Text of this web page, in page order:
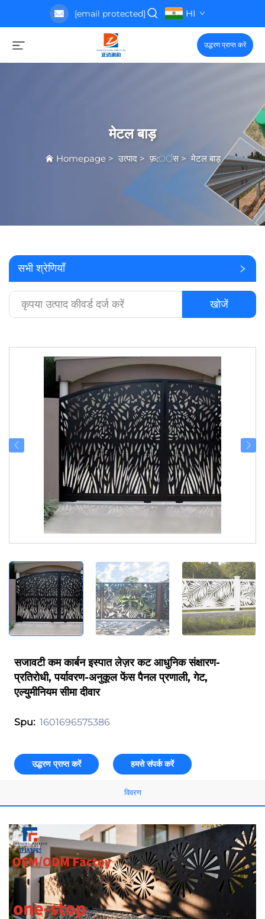
[email protected] HI
उद्धरण प्राप्त करें
मेटल बाड़
Homepage> उत्पाद> फ़েंस>मेटल बाड़
सभी श्रेणियाँ
खोजें
सजावटी कम कार्बन इस्पात लेज़र कट आधुनिक संक्षारण-
प्रतिरोधी, पर्यावरण-अनुकूल फेंस पैनल प्रणाली, गेट,
एल्युमीनियम सीमा दीवार
Spu: 1601696575386
उद्धरण प्राप्त करें हमसे संपर्क करें
विवरण